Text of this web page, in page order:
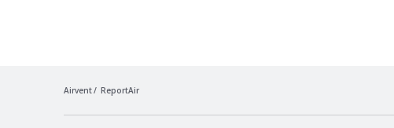
Airvent ReportAir